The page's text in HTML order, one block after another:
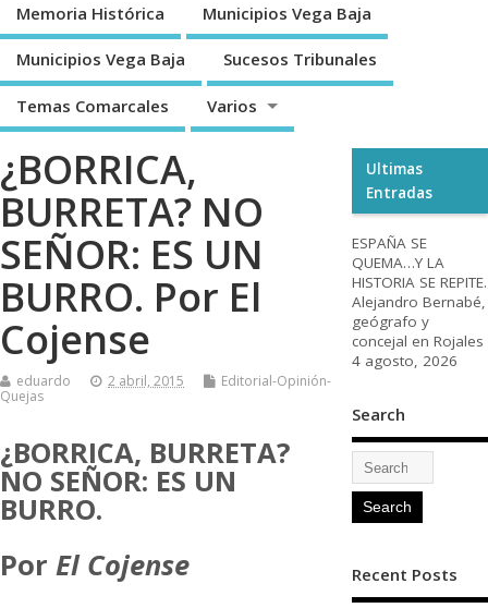
Memoria Histórica Municipios Vega Baja
Municipios Vega Baja Sucesos Tribunales
Temas Comarcales Varios
¿BORRICA,
BURRETA? NO
SEÑOR: ES UN
BURRO. Por El
Cojense
eduardo 2 abril, 2015
Editorial-Opinión-
Quejas
¿BORRICA, BURRETA?
NO SEÑOR: ES UN
BURRO.
Por El Cojense
Ultimas
Entradas
ESPAÑA SE
QUEMA…Y LA
HISTORIA SE REPITE.
Alejandro Bernabé,
geógrafo y
concejal en Rojales
4 agosto, 2026
Search
Recent Posts